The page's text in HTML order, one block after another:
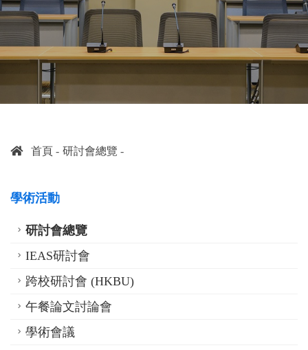
首頁 研討會總覽
學術活動
研討會總覽
IEAS研討會
跨校研討會 (HKBU)
午餐論文討論會
學術會議